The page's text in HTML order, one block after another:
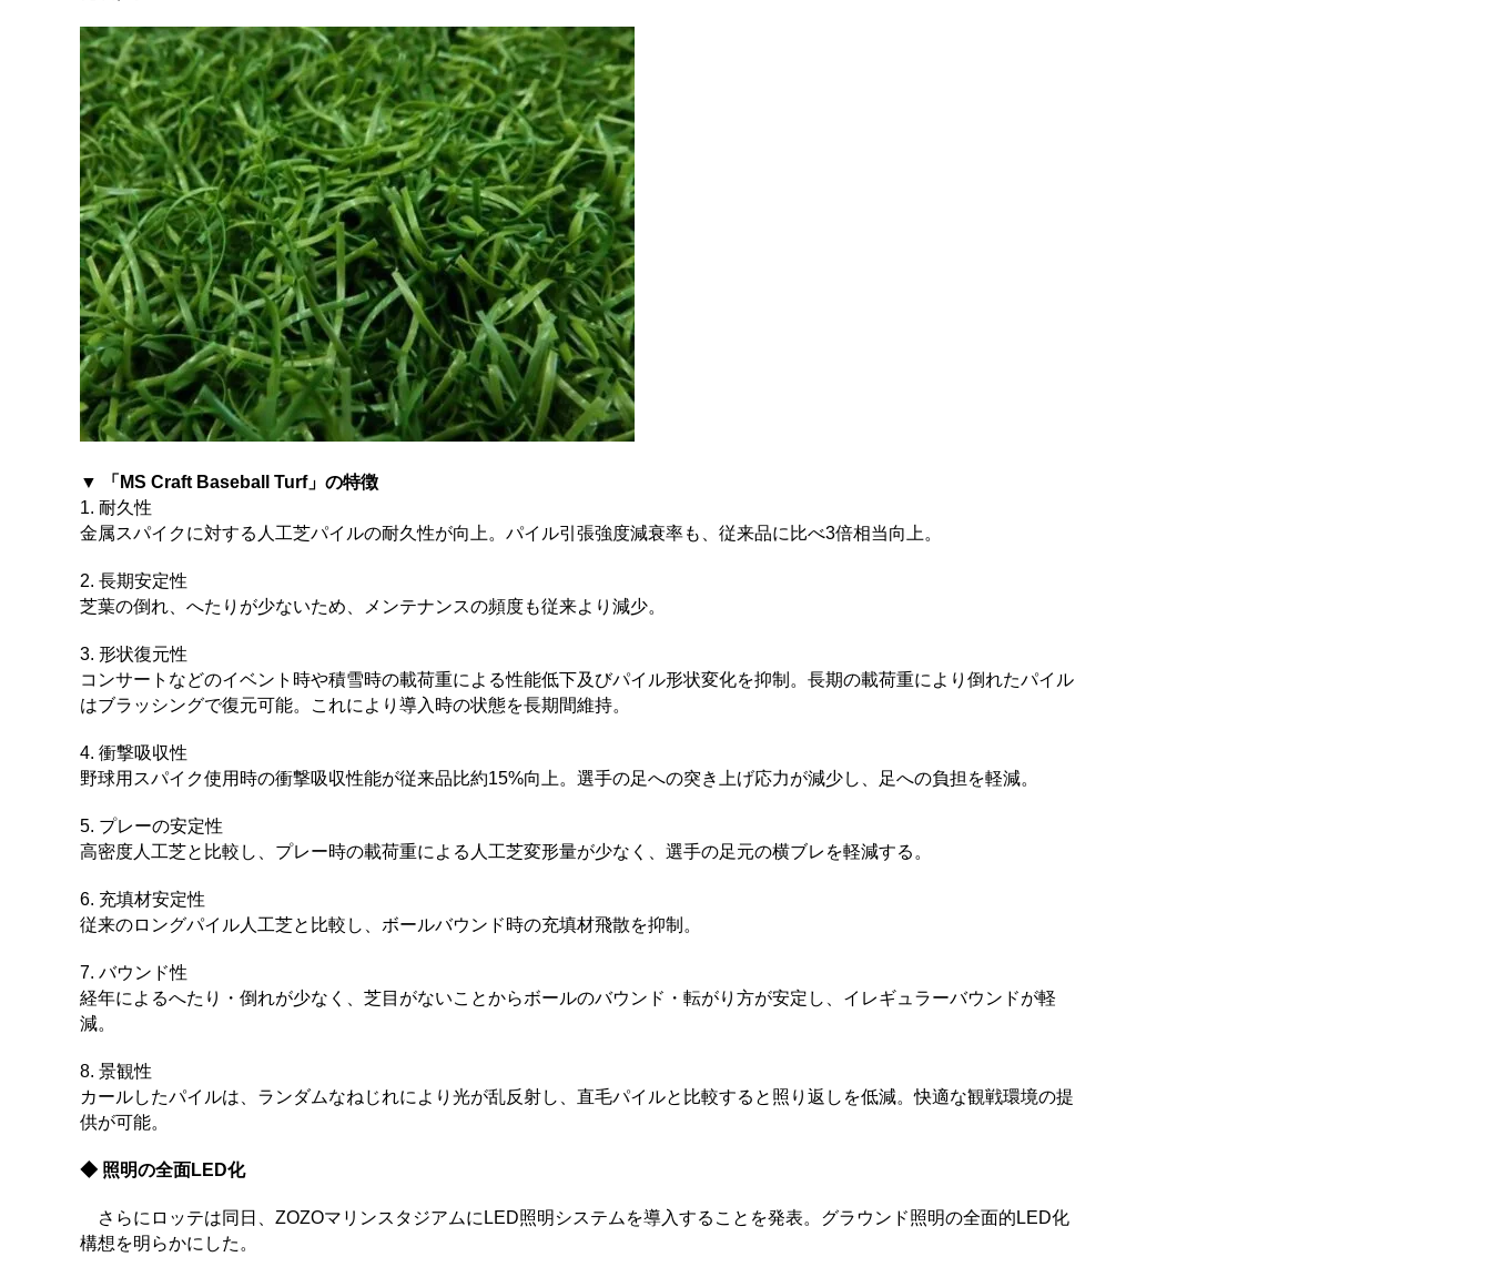
▼ 「MS Craft Baseball Turf」の特徴
1. 耐久性
金属スパイクに対する人工芝パイルの耐久性が向上。パイル引張強度減衰率も、従来品に比べ3倍相当向上。
2. 長期安定性
芝葉の倒れ、へたりが少ないため、メンテナンスの頻度も従来より減少。
3. 形状復元性
コンサートなどのイベント時や積雪時の載荷重による性能低下及びパイル形状変化を抑制。長期の載荷重により倒れたパイル
はブラッシングで復元可能。これにより導入時の状態を長期間維持。
4. 衝撃吸収性
野球用スパイク使用時の衝撃吸収性能が従来品比約15%向上。選手の足への突き上げ応力が減少し、足への負担を軽減。
5. プレーの安定性
高密度人工芝と比較し、プレー時の載荷重による人工芝変形量が少なく、選手の足元の横ブレを軽減する。
6. 充填材安定性
従来のロングパイル人工芝と比較し、ボールバウンド時の充填材飛散を抑制。
7. バウンド性
経年によるへたり・倒れが少なく、芝目がないことからボールのバウンド・転がり方が安定し、イレギュラーバウンドが軽
減。
8. 景観性
カールしたパイルは、ランダムなねじれにより光が乱反射し、直毛パイルと比較すると照り返しを低減。快適な観戦環境の提
供が可能。
◆ 照明の全面LED化
さらにロッテは同日、ZOZOマリンスタジアムにLED照明システムを導入することを発表。グラウンド照明の全面的LED化
構想を明らかにした。